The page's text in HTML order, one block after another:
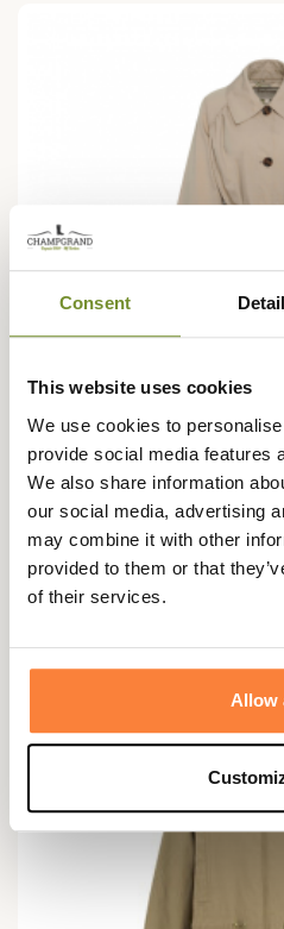
Consent
This website uses cookies
We use cookies to
provide social media features
We also share information
our social media, advertising
may combine it with other
provided to them or that
of their services.
Allow
BARBOUR
Trench Garbo Femme Barbour
428,49 €